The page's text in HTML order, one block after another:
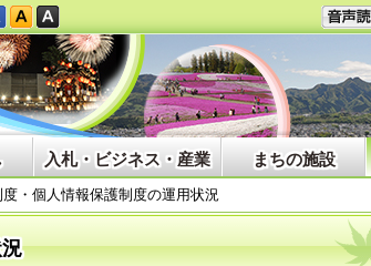
入札・ビジネス・産業 まちの施設
・個人情報保護制度の運用状況